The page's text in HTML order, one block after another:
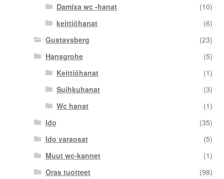
Damixa wc -hanat
(10)
keittiöhanat
(6)
Gustavsberg
(23)
Hansgrohe
(5)
Keittiöhanat
(1)
Suihkuhanat
(3)
Wc hanat
(1)
Ido
(35)
Ido varaosat
(5)
Muut wc-kannet
(1)
Oras tuotteet
(98)